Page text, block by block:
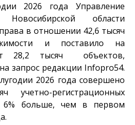
2026 года Управление
области
в отношении 42,6 тысяч
и поставило на
28,2 тысяч объектов,
запрос редакции Infopro54.
2026 года совершено
регистрационных
6% больше, чем в первом